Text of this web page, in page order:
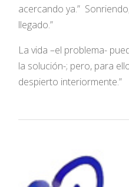
acercando ya.”
llegado.”
La vida –el problema-
la solución-; pero, para
despierto interiormente.”